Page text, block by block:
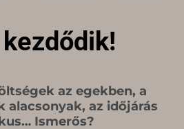
az egekben, a
alacsonyak, az időjárás
Ismerős?